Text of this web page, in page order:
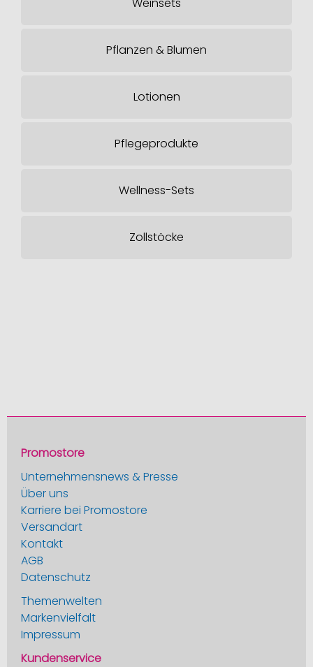
Pflanzen & Blumen
Lotionen
Pflegeprodukte
Wellness-Sets
Zollstöcke
Promostore
Unternehmensnews & Presse
Über uns
Karriere bei Promostore
Versandart
Kontakt
AGB
Datenschutz
Themenwelten
Markenvielfalt
Impressum
Kundenservice